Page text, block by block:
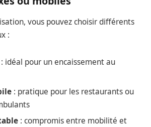
vous pouvez choisir différents
:
: idéal pour un encaissement au
: pratique pour les restaurants ou
: compromis entre mobilité et